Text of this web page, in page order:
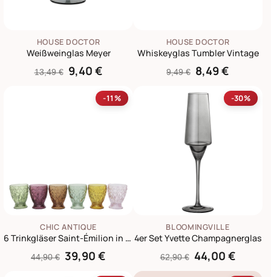
HOUSE DOCTOR
Weißweinglas Meyer
13,49 € 9,40 €
HOUSE DOCTOR
Whiskeyglas Tumbler Vintage
9,49 € 8,49 €
-11%
CHIC ANTIQUE
6 Trinkgläser Saint-Émilion in verschiedenen Farben
44,90 € 39,90 €
-30%
BLOOMINGVILLE
4er Set Yvette Champagnerglas
62,90 € 44,00 €